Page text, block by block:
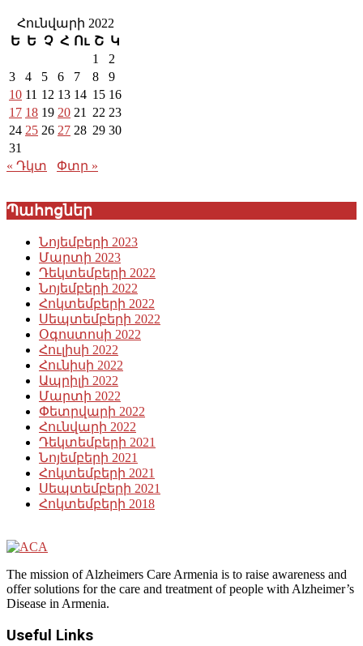
Հունվարի 2022
Ե Ե Չ Հ Ու Շ Կ
1
2
3
4 5 6 7 8
9
10 11 12 13 14 15 16
17 18 19 20 21 22 23
24 25 26 27 28 29 30
31
« Դկտ
Փտր »
Պահոցներ
Նոյեմբերի 2023
Մարտի 2023
Դեկտեմբերի 2022
Նոյեմբերի 2022
Հոկտեմբերի 2022
Սեպտեմբերի 2022
Օգոստոսի 2022
Հուլիսի 2022
Հունիսի 2022
Ապրիլի 2022
Մարտի 2022
Փետրվարի 2022
Հունվարի 2022
Դեկտեմբերի 2021
Նոյեմբերի 2021
Հոկտեմբերի 2021
Սեպտեմբերի 2021
Հոկտեմբերի 2018
The mission of Alzheimers Care Armenia is to raise awareness and
offer solutions for the care and treatment of people with Alzheimer’s
Disease in Armenia.
Useful Links